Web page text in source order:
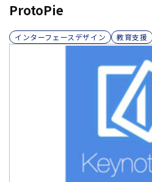
ProtoPie
インターフェースデザイン 教育支援